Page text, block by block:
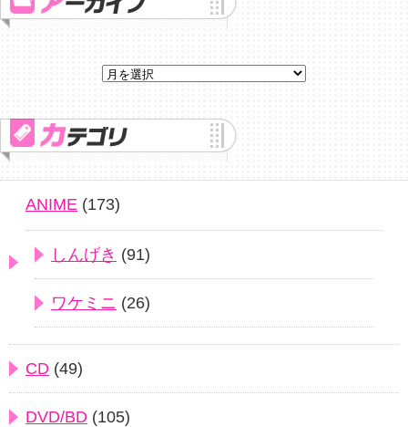
ANIME (173)
しんげき (91)
ワケミニ (26)
CD (49)
DVD/BD (105)